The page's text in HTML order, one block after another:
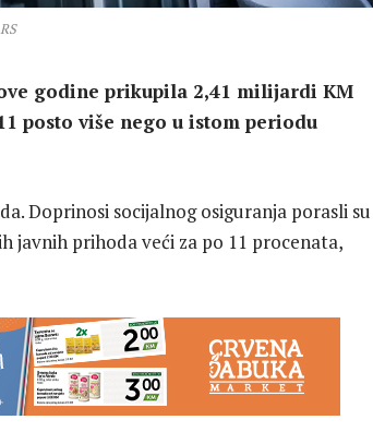
godine prikupila 2,41 milijardi KM
posto više nego u istom periodu
Doprinosi socijalnog osiguranja porasli su
javnih prihoda veći za po 11 procenata,